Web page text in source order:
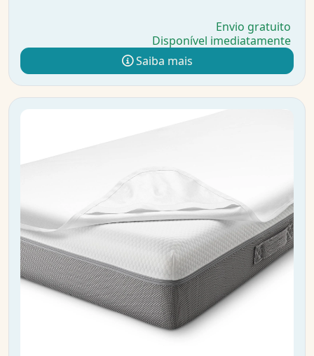
Envio gratuito
Disponível imediatamente
Saiba mais